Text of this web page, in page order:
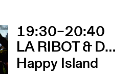
19:30–20:40
LA RIBOT & DANÇANDO COM A DIFERENÇA
Happy Island